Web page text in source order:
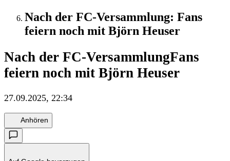
Nach der FC-Versammlung: Fans
feiern noch mit Björn Heuser
Nach der FC-VersammlungFans
feiern noch mit Björn Heuser
27.09.2025, 22:34
Anhören